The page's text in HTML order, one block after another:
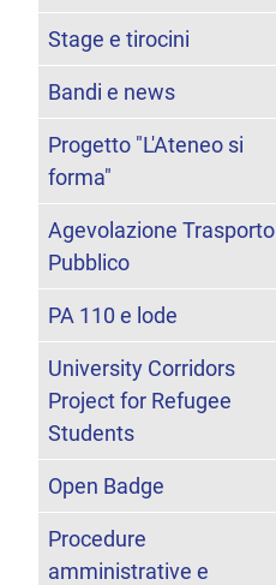
Stage e tirocini
Bandi e news
Progetto "L'Ateneo si
forma"
Agevolazione Trasporto
Pubblico
PA 110 e lode
University Corridors
Project for Refugee
Students
Open Badge
Procedure
amministrative e